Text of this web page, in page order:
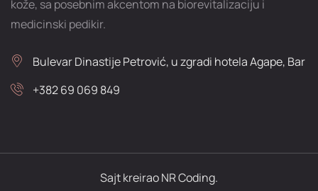
kože, sa posebnim akcentom na biorevitalizaciju i
medicinski pedikir.
Bulevar Dinastije Petrović, u zgradi hotela Agape, Bar
+382 69 069 849
Sajt kreirao NR Coding.